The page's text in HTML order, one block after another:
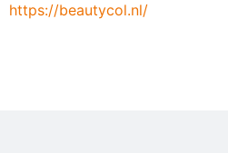
https://beautycol.nl/